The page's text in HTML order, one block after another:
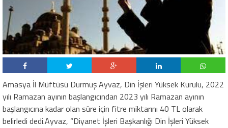
Amasya İl Müftüsü Durmuş Ayvaz, Din İşleri Yüksek Kurulu, 2022
yılı Ramazan ayının başlangıcından 2023 yılı Ramazan ayının
başlangıcına kadar olan süre için fitre miktarını 40 TL olarak
belirledi dedi.Ayvaz, “Diyanet İşleri Başkanlığı Din İşleri Yüksek